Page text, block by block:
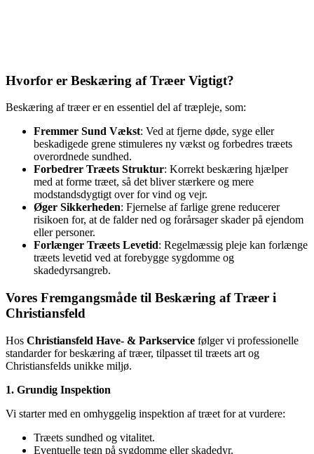
Hvorfor er Beskæring af Træer Vigtigt?
Beskæring af træer er en essentiel del af træpleje, som:
Fremmer Sund Vækst: Ved at fjerne døde, syge eller
beskadigede grene stimuleres ny vækst og forbedres træets
overordnede sundhed.
Forbedrer Træets Struktur: Korrekt beskæring hjælper
med at forme træet, så det bliver stærkere og mere
modstandsdygtigt over for vind og vejr.
Øger Sikkerheden: Fjernelse af farlige grene reducerer
risikoen for, at de falder ned og forårsager skader på ejendom
eller personer.
Forlænger Træets Levetid: Regelmæssig pleje kan forlænge
træets levetid ved at forebygge sygdomme og
skadedyrsangreb.
Vores Fremgangsmåde til Beskæring af Træer i
Christiansfeld
Hos Christiansfeld Have- & Parkservice følger vi professionelle
standarder for beskæring af træer, tilpasset til træets art og
Christiansfelds unikke miljø.
1. Grundig Inspektion
Vi starter med en omhyggelig inspektion af træet for at vurdere:
Træets sundhed og vitalitet.
Eventuelle tegn på sygdomme eller skadedyr.